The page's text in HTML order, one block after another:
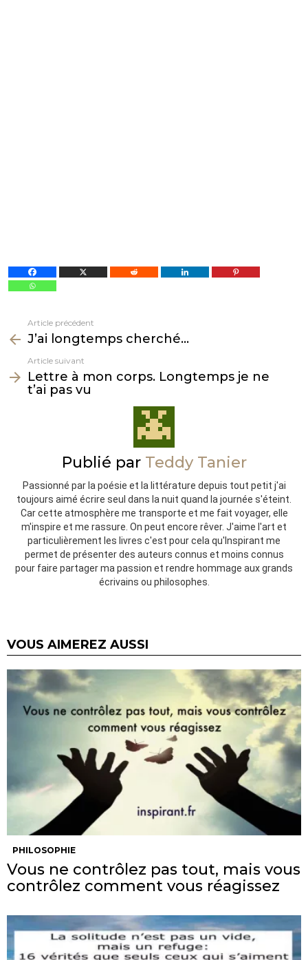
plus
Article précédent
J’ai longtemps cherché…
Article suivant
Lettre à mon corps. Longtemps je ne
t’ai pas vu
Publié par Teddy Tanier
Passionné par la poésie et la littérature depuis tout petit j'ai
toujours aimé écrire seul dans la nuit quand la journée s'éteint.
Car cette atmosphère me transporte et me fait voyager, elle
m'inspire et me rassure. On peut encore rêver. J'aime l'art et
particulièrement les livres c'est pour cela qu'Inspirant me
permet de présenter des auteurs connus et moins connus
pour faire partager ma passion et rendre hommage aux grands
écrivains ou philosophes.
VOUS AIMEREZ AUSSI
PHILOSOPHIE
Vous ne contrôlez pas tout, mais vous
contrôlez comment vous réagissez